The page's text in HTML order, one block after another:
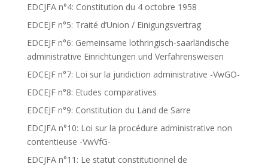
EDCJFA n°4: Constitution du 4 octobre 1958
EDCEJF n°5: Traité d’Union / Einigungsvertrag
EDCEJF n°6: Gemeinsame lothringisch-saarländische
administrative Einrichtungen und Verfahrensweisen
EDCEJF n°7: Loi sur la juridiction administrative -VwGO-
EDCEJF n°8: Etudes comparatives
EDCEJF n°9: Constitution du Land de Sarre
EDCJFA n°10: Loi sur la procédure administrative non
contentieuse -VwVfG-
EDCJFA n°11: Le statut constitutionnel de